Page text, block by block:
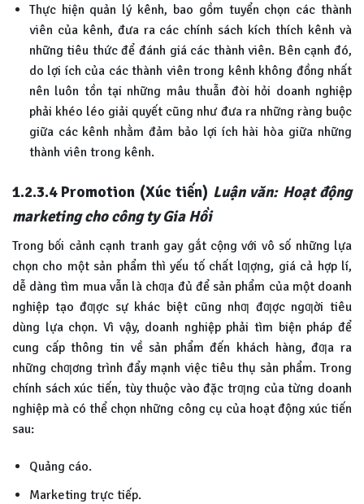
Thực hiện quản lý kênh, bao gồm tuyển chọn các thành
viên của kênh, đưa ra các chính sách kích thích kênh và
những tiêu thức để đánh giá các thành viên. Bên cạnh đó,
do lợi ích của các thành viên trong kênh không đồng nhất
nên luôn tồn tại những mâu thuẫn đòi hỏi doanh nghiệp
phải khéo léo giải quyết cũng như đưa ra những ràng buộc
giữa các kênh nhằm đảm bảo lợi ích hài hòa giữa những
thành viên trong kênh.
1.2.3.4 Promotion (Xúc tiến) Luận văn: Hoạt động
marketing cho công ty Gia Hồi
Trong bối cảnh cạnh tranh gay gắt cộng với vô số những lựa
chọn cho một sản phẩm thì yếu tố chất lƣợng, giá cả hợp lí,
dễ dàng tìm mua vẫn là chƣa đủ để sản phẩm của một doanh
nghiệp tạo đƣợc sự khác biệt cũng nhƣ đƣợc ngƣời tiêu
dùng lựa chọn. Vì vậy, doanh nghiệp phải tìm biện pháp để
cung cấp thông tin về sản phẩm đến khách hàng, đƣa ra
những chƣơng trình đẩy mạnh việc tiêu thụ sản phẩm. Trong
chính sách xúc tiến, tùy thuộc vào đặc trƣng của từng doanh
nghiệp mà có thể chọn những công cụ của hoạt động xúc tiến
sau:
Quảng cáo.
Marketing trực tiếp.